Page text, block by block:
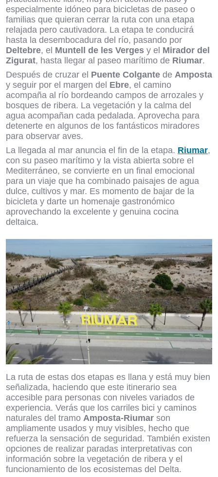
especialmente idóneo para bicicletas de paseo o
familias que quieran cerrar la ruta con una etapa
relajada pero cautivadora. La etapa te conducirá
hasta la desembocadura del río, pasando por
Deltebre, el Muntell de les Verges y el Mirador del
Zigurat, hasta llegar al paseo marítimo de Riumar.
Después de cruzar el Puente Colgante de Amposta
y seguir por el margen del Ebre, el camino
acompaña al río bordeando campos de arrozales y
bosques de ribera. La vegetación y la calma del
agua acompañan cada pedalada. Aprovecha para
detenerte en algunos de los fantásticos miradores
para observar aves.
La llegada al mar anuncia el fin de la etapa. Riumar,
con su paseo marítimo y la vista abierta sobre el
Mediterráneo, se convierte en un final emocional
para un viaje que ha combinado paisajes de agua
dulce, cultivos y mar. Es momento de bajar de la
bicicleta y darte un homenaje gastronómico
aprovechando la excelente y genuina cocina
deltaica.
La ruta de estas dos etapas es llana y está muy bien
señalizada, haciendo que este itinerario sea
accesible para personas con niveles variados de
experiencia. Verás que los carriles bici y caminos
naturales del tramo Amposta-Riumar son
ampliamente usados y muy visibles, hecho que
refuerza la sensación de seguridad. También existen
opciones de realizar paradas interpretativas con
información sobre la vegetación de ribera y el
funcionamiento de los ecosistemas del Delta.